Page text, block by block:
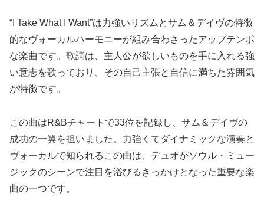
“I Take What I Want”は力強いリズムとサム＆デイヴの特徴
的なヴォーカルハーモニーが組み合わさったアップテンポ
な楽曲です。歌詞は、主人公が欲しいものを手に入れる強
い意志を歌っており、その自己主張と自信に満ちた雰囲気
が特徴です。
この曲はR&Bチャートで33位を記録し、サム＆デイヴの
成功の一翼を担いました。力強くてダイナミックな演奏と
ヴォーカルで知られるこの曲は、デュオがソウル・ミュー
ジックのシーンで注目を浴びるきっかけとなった重要な楽
曲の一つです。